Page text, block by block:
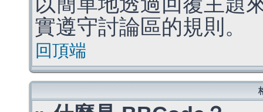
實遵守討論區的規則。
回頂端